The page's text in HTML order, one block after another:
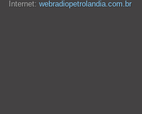
Internet: webradiopetrolandia.com.br